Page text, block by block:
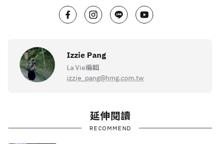
Izzie Pang
La Vie編輯
izzie_pang@hmg.com.tw
延伸閱讀
RECOMMEND